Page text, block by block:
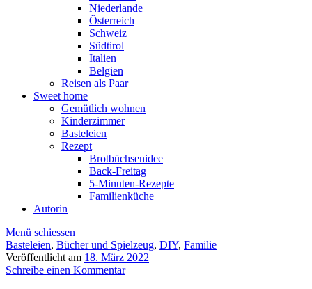
Niederlande
Österreich
Schweiz
Südtirol
Italien
Belgien
Reisen als Paar
Sweet home
Gemütlich wohnen
Kinderzimmer
Basteleien
Rezept
Brotbüchsenidee
Back-Freitag
5-Minuten-Rezepte
Familienküche
Autorin
Menü schiessen
Basteleien, Bücher und Spielzeug, DIY, Familie
Veröffentlicht am 18. März 2022
Schreibe einen Kommentar